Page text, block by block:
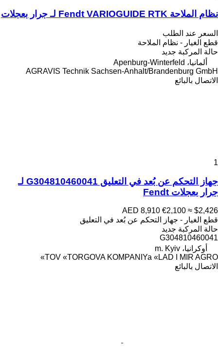
نظام الملاحة Fendt VARIOGUIDE RTK لـ جرار بعجلات
السعر عند الطلب
قطع الغيار - نظام الملاحة
حالة المركبة جديد
ألمانيا، Apenburg-Winterfeld
AGRAVIS Technik Sachsen-Anhalt/Brandenburg GmbH
الاتصال بالبائع
1
جهاز التحكم عن بُعد في التعليق G304810460041 لـ
جرار بعجلات Fendt
AED 8,910 €2,100 ≈ $2,426
قطع الغيار - جهاز التحكم عن بُعد في التعليق
حالة المركبة جديد
G304810460041
أوكرانيا، m. Kyiv
TOV «TORGOVA KOMPANIYa «LAD I MIR AGRO»
الاتصال بالبائع